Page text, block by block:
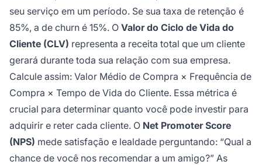
seu serviço em um período. Se sua taxa de retenção é
85%, a de churn é 15%. O Valor do Ciclo de Vida do
Cliente (CLV) representa a receita total que um cliente
gerará durante toda sua relação com sua empresa.
Calcule assim: Valor Médio de Compra × Frequência de
Compra × Tempo de Vida do Cliente. Essa métrica é
crucial para determinar quanto você pode investir para
adquirir e reter cada cliente. O Net Promoter Score
(NPS) mede satisfação e lealdade perguntando: “Qual a
chance de você nos recomendar a um amigo?” As